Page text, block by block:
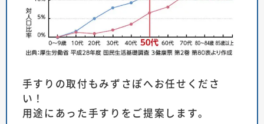
手すりの取付もみずさぽへお任せくださ
い！
用途にあった手すりをご提案します。